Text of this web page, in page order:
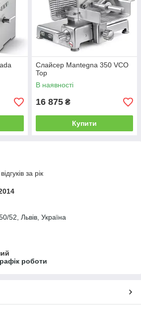
Слайсер Mantegna 350 VCO
Top
В наявності
16 875 ₴
Купити
за рік
52, Львів, Україна
роботи